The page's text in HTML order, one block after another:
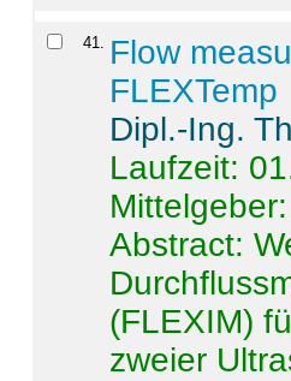
41. Flow
FLEXTemp
Dipl.-Ing.
Laufzeit:
Abstract:
(FLEXIM)
zweier